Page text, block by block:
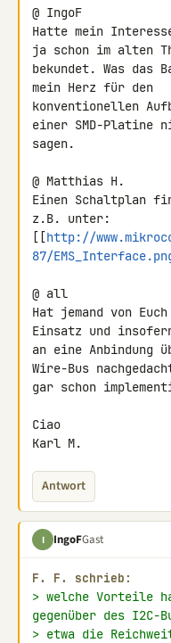
@ IngoF
Hatte mein
ja schon im alten
bekundet. Was
mein Herz für den
konventionellen
einer SMD-Platine
sagen.
@ Matthias H.
Einen Schaltplan
z.B. unter:
[[http://
87/
@ all
Hat jemand von
Einsatz und
an eine Anbindung
Wire-Bus
gar schon
Ciao
Karl M.
Antwort
I IngoFGast
F. F. schrieb:
> welche Vorteile
gegenüber des I2C-
> etwa die